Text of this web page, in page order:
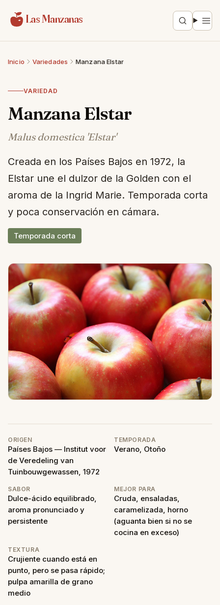
Las Manzanas
Inicio Variedades Manzana Elstar
VARIEDAD
Manzana Elstar
Malus domestica 'Elstar'
Creada en los Países Bajos en 1972, la
Elstar une el dulzor de la Golden con el
aroma de la Ingrid Marie. Temporada corta
y poca conservación en cámara.
Temporada corta
ORIGEN
Países Bajos — Institut voor
de Veredeling van
Tuinbouwgewassen, 1972
TEMPORADA
Verano, Otoño
SABOR
Dulce-ácido equilibrado,
aroma pronunciado y
persistente
MEJOR PARA
Cruda, ensaladas,
caramelizada, horno
(aguanta bien si no se
cocina en exceso)
TEXTURA
Crujiente cuando está en
punto, pero se pasa rápido;
pulpa amarilla de grano
medio